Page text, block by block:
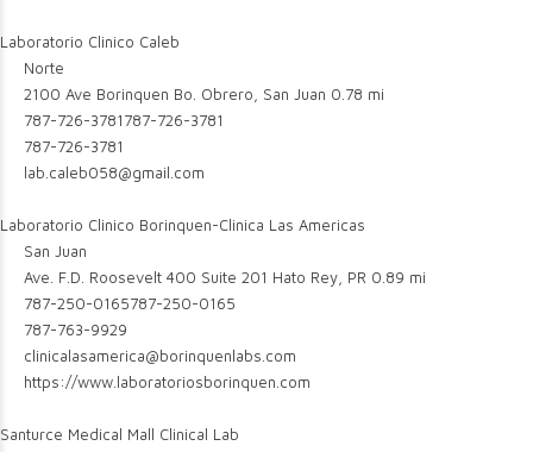
Laboratorio Clinico Caleb
Norte
2100 Ave Borinquen Bo. Obrero, San Juan 0.78 mi
787-726-3781787-726-3781
787-726-3781
lab.caleb058@gmail.com
Laboratorio Clinico Borinquen-Clinica Las Americas
San Juan
Ave. F.D. Roosevelt 400 Suite 201 Hato Rey, PR 0.89 mi
787-250-0165787-250-0165
787-763-9929
clinicalasamerica@borinquenlabs.com
https://www.laboratoriosborinquen.com
Santurce Medical Mall Clinical Lab